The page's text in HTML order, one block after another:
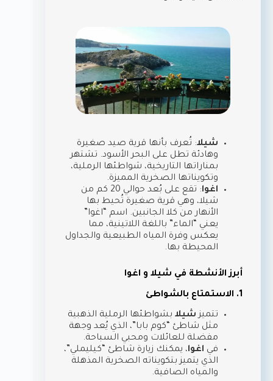
شيلا: تُعرف بأنها قرية صيد صغيرة
وهادئة تطل على البحر الأسود. تشتهر
بمناراتها التاريخية، شواطئها الرملية،
وتكويناتها الصخرية المميزة.
اغوا
: تقع على بُعد حوالي 20 كم من
شيلا، وهي قرية صغيرة تُحيط بها
الأنهار من كلا الجانبين. اسم “اغوا”
يعني “الماء” باللغة اللاتينية، مما
يعكس وفرة المياه الطبيعية والجداول
المحيطة بها.
أبرز الأنشطة في شيلا و اغوا
1. الاستمتاع بالشواطئ
تتميزشيلا بشواطئها الرملية الذهبية
مثل شاطئ “كوم بابا”، الذي يُعد وجهة
مفضلة للعائلات ومحبي السباحة.
في اغوا، يمكنك زيارة شاطئ “كيليملي”،
الذي يتميز بتكويناته الصخرية المذهلة
والمياه الصافية.